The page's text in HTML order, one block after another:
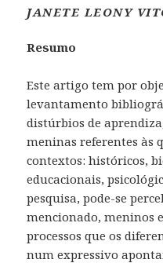
JANETE LEONY
Resumo
Este artigo tem por
levantamento
distúrbios de
meninas referentes às
contextos: históricos,
educacionais,
pesquisa, pode-se
mencionado, meninos
processos que os
num expressivo